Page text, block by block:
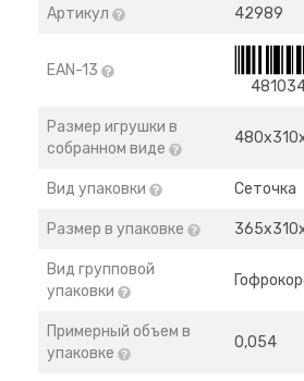
Артикул 42989
EAN-13
Размер игрушки в
собранном виде
Вид упаковки Сеточка
Размер в упаковке
Вид групповой
упаковки
Примерный объем в
упаковке
0,054